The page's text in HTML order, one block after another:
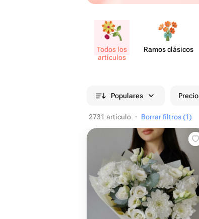
Todos los
artículos
Ramos clásicos
Populares Precio
2731 artículo · Borrar filtros (1)